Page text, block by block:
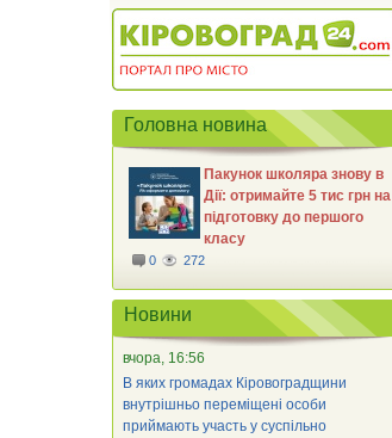
Головна новина
Пакунок школяра знову в
Дії: отримайте 5 тис грн на
підготовку до першого
класу
0 272
Новини
вчора, 16:56
В яких громадах Кіровоградщини
внутрішньо переміщені особи
приймають участь у суспільно